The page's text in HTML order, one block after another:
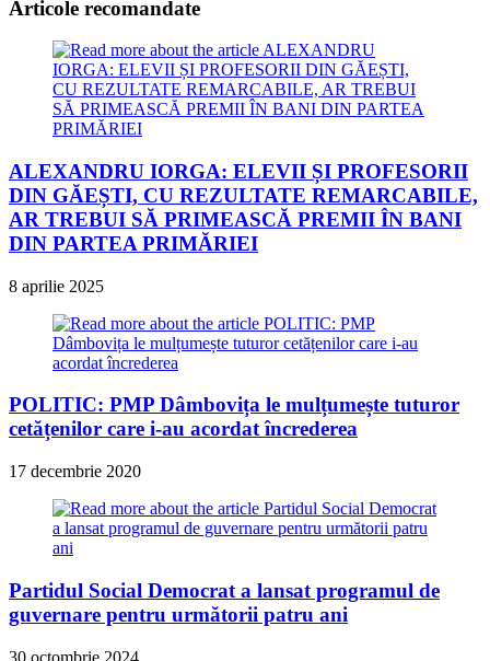
Articole recomandate
ALEXANDRU IORGA: ELEVII ȘI PROFESORII
DIN GĂEȘTI, CU REZULTATE REMARCABILE,
AR TREBUI SĂ PRIMEASCĂ PREMII ÎN BANI
DIN PARTEA PRIMĂRIEI
8 aprilie 2025
POLITIC: PMP Dâmbovița le mulțumește tuturor
cetățenilor care i-au acordat încrederea
17 decembrie 2020
Partidul Social Democrat a lansat programul de
guvernare pentru următorii patru ani
30 octombrie 2024